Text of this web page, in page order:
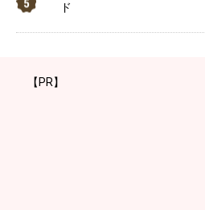
ド
【PR】